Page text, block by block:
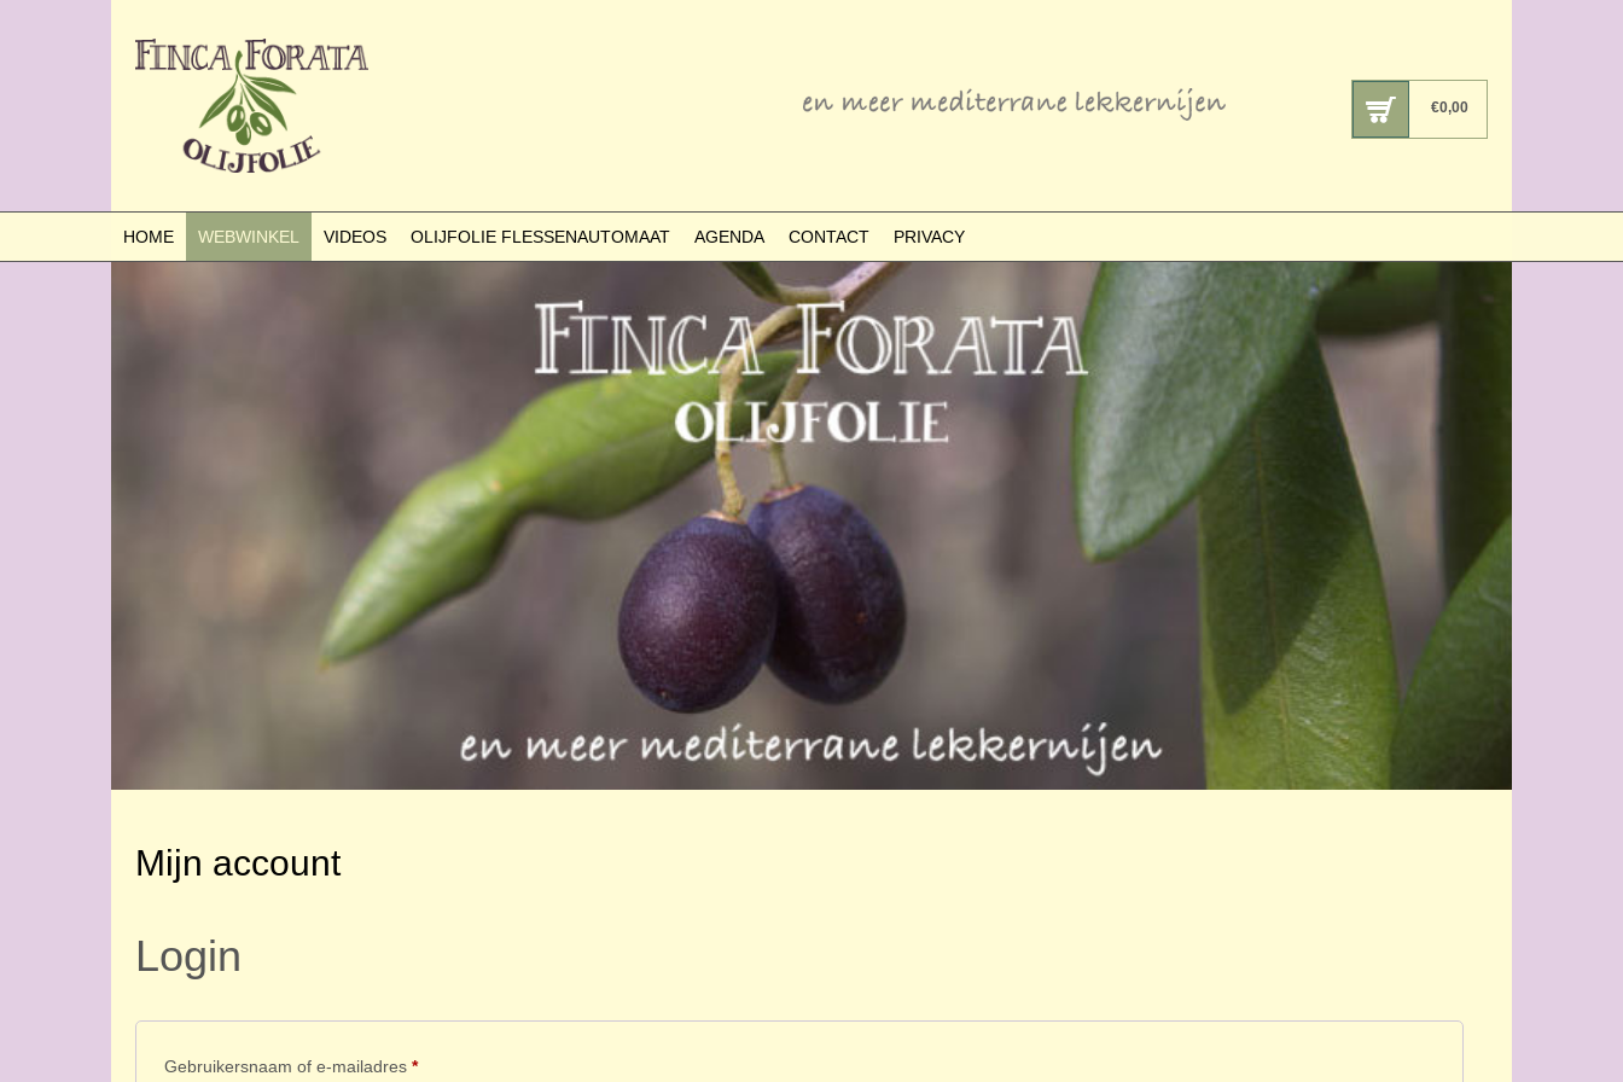
€0,00
HOME WEBWINKEL VIDEOS OLIJFOLIE FLESSENAUTOMAAT AGENDA CONTACT PRIVACY
Mijn account
Login
Gebruikersnaam of e-mailadres *Vereist